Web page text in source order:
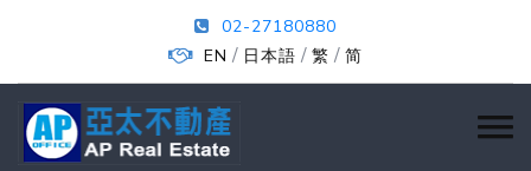
02-27180880
EN / 日本語 / 繁 / 简